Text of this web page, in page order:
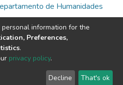
de Humanidades
Fovissste Chamizal Ciudad Juárez,
Tel.+52(656)688 2100 al 09
UACJ
information for the
Preferences,
.
privacy policy.
Decline That's ok